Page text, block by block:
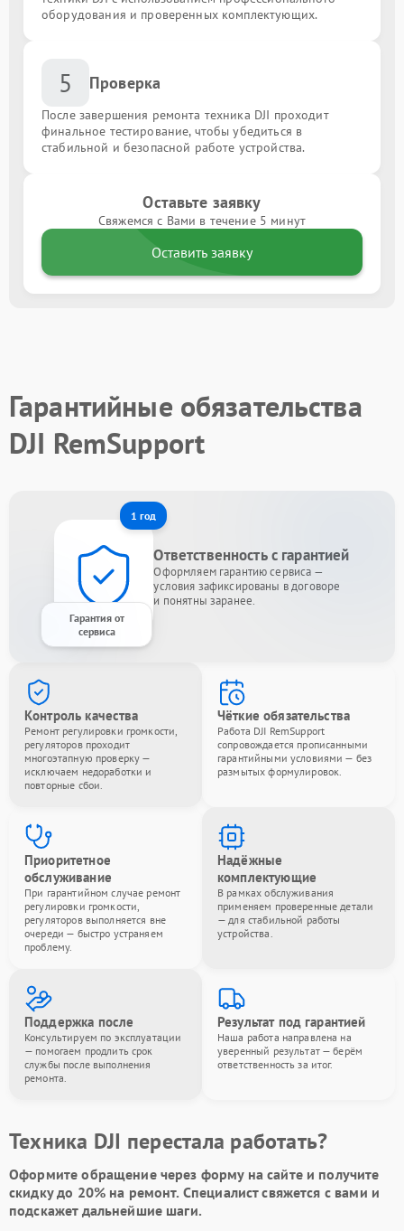
оборудования и проверенных комплектующих.
5 Проверка
После завершения ремонта техника DJI проходит
финальное тестирование, чтобы убедиться в
стабильной и безопасной работе устройства.
Оставьте заявку
Свяжемся с Вами в течение 5 минут
Оставить заявку
Гарантийные обязательства
DJI RemSupport
1 год
Гарантия от
сервиса
Ответственность с гарантией
Оформляем гарантию сервиса —
условия зафиксированы в договоре
и понятны заранее.
Контроль качества
Ремонт регулировки громкости,
регуляторов проходит
многоэтапную проверку —
исключаем недоработки и
повторные сбои.
Чёткие обязательства
Работа DJI RemSupport
сопровождается прописанными
гарантийными условиями — без
размытых формулировок.
Приоритетное
обслуживание
При гарантийном случае ремонт
регулировки громкости,
регуляторов выполняется вне
очереди — быстро устраняем
проблему.
Надёжные
комплектующие
В рамках обслуживания
применяем проверенные детали
— для стабильной работы
устройства.
Поддержка после
Консультируем по эксплуатации
— помогаем продлить срок
службы после выполнения
ремонта.
Результат под гарантией
Наша работа направлена на
уверенный результат — берём
ответственность за итог.
Техника DJI перестала работать?
Оформите обращение через форму на сайте и получите
скидку до 20%на ремонт. Специалист свяжется с вами и
подскажет дальнейшие шаги.